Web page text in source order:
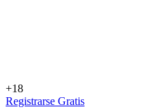
+18
Registrarse Gratis